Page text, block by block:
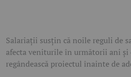
Salariații susțin că noile reguli de
afecta veniturile în următorii ani și
regândească proiectul înainte de